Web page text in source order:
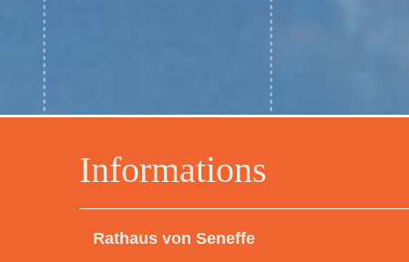
Informations
Rathaus von Seneffe